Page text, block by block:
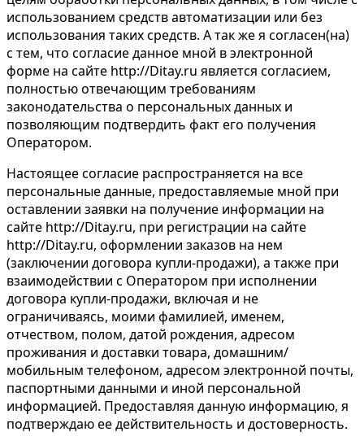
использованием средств автоматизации или без
использования таких средств. А так же я согласен(на)
с тем, что согласие данное мной в электронной
форме на сайте http://Ditay.ru является согласием,
полностью отвечающим требованиям
законодательства о персональных данных и
позволяющим подтвердить факт его получения
Оператором.
Настоящее согласие распространяется на все
персональные данные, предоставляемые мной при
оставлении заявки на получение информации на
сайте http://Ditay.ru, при регистрации на сайте
http://Ditay.ru, оформлении заказов на нем
(заключении договора купли-продажи), а также при
взаимодействии с Оператором при исполнении
договора купли-продажи, включая и не
ограничиваясь, моими фамилией, именем,
отчеством, полом, датой рождения, адресом
проживания и доставки товара, домашним/
мобильным телефоном, адресом электронной почты,
паспортными данными и иной персональной
информацией. Предоставляя данную информацию, я
подтверждаю ее действительность и достоверность.